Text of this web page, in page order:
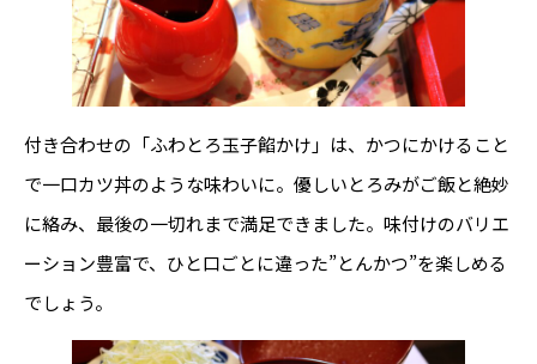
付き合わせの「ふわとろ玉子餡かけ」は、かつにかけること
で一口カツ丼のような味わいに。優しいとろみがご飯と絶妙
に絡み、最後の一切れまで満足できました。味付けのバリエ
ーション豊富で、ひと口ごとに違った”とんかつ”を楽しめる
でしょう。